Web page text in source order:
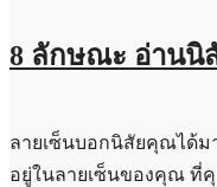
8 ลักษณะ อ่านนิ
ลายเซ็นบอกนิสัยคุณได้
อยู่ในลายเซ็นของคุณ ที่